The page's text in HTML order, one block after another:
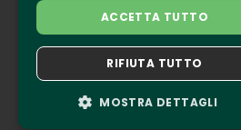
Per informazioni sul programma
organizzatore
Dichiarazione di accessibilità
ACCETTA TUTTO
RIFIUTA TUTTO
MOSTRA DETTAGLI